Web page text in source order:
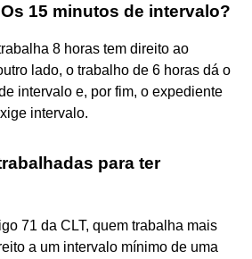
15 minutos de intervalo?
8 horas tem direito ao
lado, o trabalho de 6 horas dá o
intervalo e, por fim, o expediente
intervalo.
para ter
71 da CLT, quem trabalha mais
a um intervalo mínimo de uma